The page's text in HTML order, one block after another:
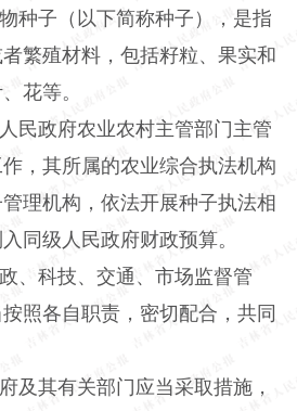
种子（以下简称种子），是指
繁殖材料，包括籽粒、果实和
花等。
民政府农业农村主管部门主管
，其所属的农业综合执法机构
理机构，依法开展种子执法相
同级人民政府财政预算。
、科技、交通、市场监督管
照各自职责，密切配合，共同
及其有关部门应当采取措施，